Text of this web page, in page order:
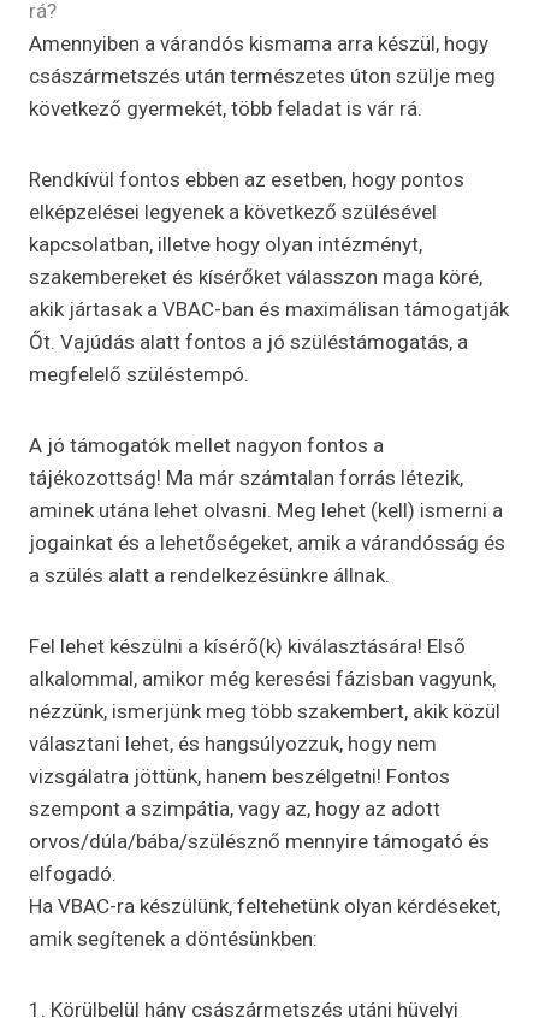
rá?
Amennyiben a várandós kismama arra készül, hogy
császármetszés után természetes úton szülje meg
következő gyermekét, több feladat is vár rá.
Rendkívül fontos ebben az esetben, hogy pontos
elképzelései legyenek a következő szülésével
kapcsolatban, illetve hogy olyan intézményt,
szakembereket és kísérőket válasszon maga köré,
akik jártasak a VBAC-ban és maximálisan támogatják
Őt. Vajúdás alatt fontos a jó szüléstámogatás, a
megfelelő szüléstempó.
A jó támogatók mellet nagyon fontos a
tájékozottság! Ma már számtalan forrás létezik,
aminek utána lehet olvasni. Meg lehet (kell) ismerni a
jogainkat és a lehetőségeket, amik a várandósság és
a szülés alatt a rendelkezésünkre állnak.
Fel lehet készülni a kísérő(k) kiválasztására! Első
alkalommal, amikor még keresési fázisban vagyunk,
nézzünk, ismerjünk meg több szakembert, akik közül
választani lehet, és hangsúlyozzuk, hogy nem
vizsgálatra jöttünk, hanem beszélgetni! Fontos
szempont a szimpátia, vagy az, hogy az adott
orvos/dúla/bába/szülésznő mennyire támogató és
elfogadó.
Ha VBAC-ra készülünk, feltehetünk olyan kérdéseket,
amik segítenek a döntésünkben:
1. Körülbelül hány császármetszés utáni hüvelyi